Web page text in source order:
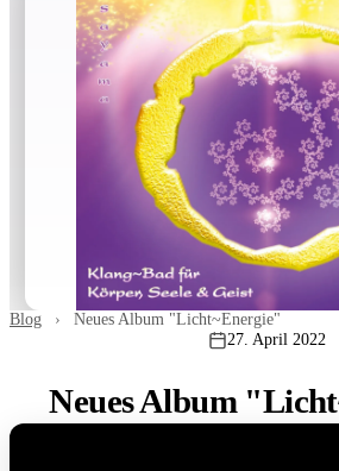
Blog › Neues Album "Licht~Energie"
27. April 2022
Neues Album